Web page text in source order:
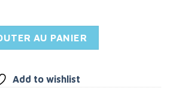
AU PANIER
Add to wishlist